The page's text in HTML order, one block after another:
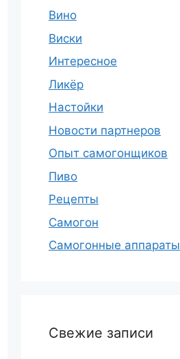
Вино
Виски
Интересное
Ликёр
Настойки
Новости партнеров
Опыт самогонщиков
Пиво
Рецепты
Самогон
Самогонные аппараты
Свежие записи